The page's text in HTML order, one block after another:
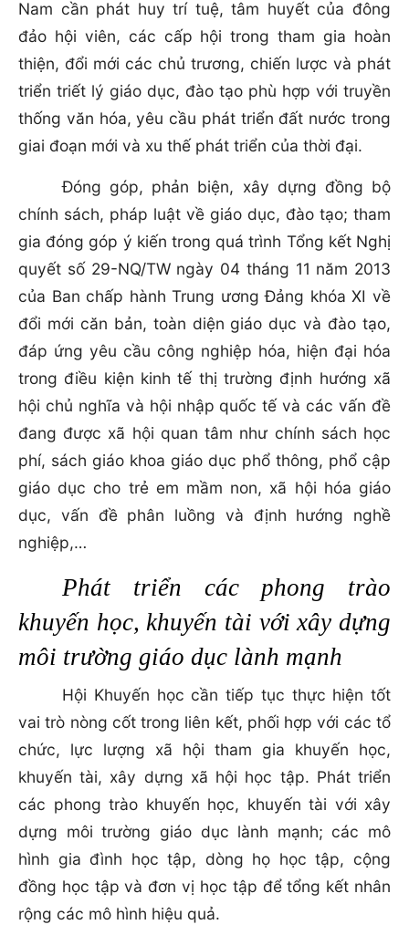
Nam cần phát huy trí tuệ, tâm huyết của đông
đảo hội viên, các cấp hội trong tham gia hoàn
thiện, đổi mới các chủ trương, chiến lược và phát
triển triết lý giáo dục, đào tạo phù hợp với truyền
thống văn hóa, yêu cầu phát triển đất nước trong
giai đoạn mới và xu thế phát triển của thời đại.
Đóng góp, phản biện, xây dựng đồng bộ
chính sách, pháp luật về giáo dục, đào tạo; tham
gia đóng góp ý kiến trong quá trình Tổng kết Nghị
quyết số 29-NQ/TW ngày 04 tháng 11 năm 2013
của Ban chấp hành Trung ương Đảng khóa XI về
đổi mới căn bản, toàn diện giáo dục và đào tạo,
đáp ứng yêu cầu công nghiệp hóa, hiện đại hóa
trong điều kiện kinh tế thị trường định hướng xã
hội chủ nghĩa và hội nhập quốc tế và các vấn đề
đang được xã hội quan tâm như chính sách học
phí, sách giáo khoa giáo dục phổ thông, phổ cập
giáo dục cho trẻ em mầm non, xã hội hóa giáo
dục, vấn đề phân luồng và định hướng nghề
nghiệp,…
Phát triển các phong trào
khuyến học, khuyến tài với xây dựng
môi trường giáo dục lành mạnh
Hội Khuyến học cần tiếp tục thực hiện tốt
vai trò nòng cốt trong liên kết, phối hợp với các tổ
chức, lực lượng xã hội tham gia khuyến học,
khuyến tài, xây dựng xã hội học tập. Phát triển
các phong trào khuyến học, khuyến tài với xây
dựng môi trường giáo dục lành mạnh; các mô
hình gia đình học tập, dòng họ học tập, cộng
đồng học tập và đơn vị học tập để tổng kết nhân
rộng các mô hình hiệu quả.